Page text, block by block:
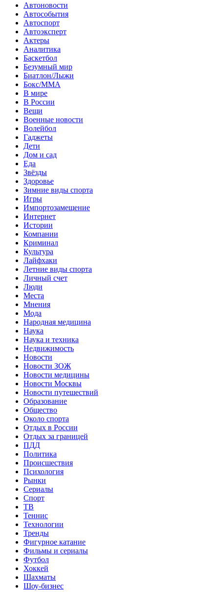
Автоновости
Автособытия
Автоспорт
Автоэксперт
Актеры
Аналитика
Баскетбол
Безумный мир
Биатлон/Лыжи
Бокс/MMA
В мире
В России
Вещи
Военные новости
Волейбол
Гаджеты
Дети
Дом и сад
Еда
Звёзды
Здоровье
Зимние виды спорта
Игры
Импортозамещение
Интернет
Истории
Компании
Криминал
Культура
Лайфхаки
Летние виды спорта
Личный счет
Люди
Места
Мнения
Мода
Народная медицина
Наука
Наука и техника
Недвижимость
Новости
Новости ЗОЖ
Новости медицины
Новости Москвы
Новости путешествий
Образование
Общество
Около спорта
Отдых в России
Отдых за границей
ПДД
Политика
Происшествия
Психология
Рынки
Сериалы
Спорт
ТВ
Теннис
Технологии
Тренды
Фигурное катание
Фильмы и сериалы
Футбол
Хоккей
Шахматы
Шоу-бизнес